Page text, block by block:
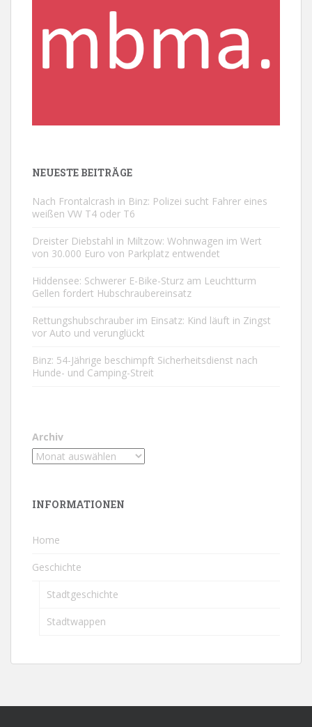
NEUESTE BEITRÄGE
Nach Frontalcrash in Binz: Polizei sucht Fahrer eines
weißen VW T4 oder T6
Dreister Diebstahl in Miltzow: Wohnwagen im Wert
von 30.000 Euro von Parkplatz entwendet
Hiddensee: Schwerer E-Bike-Sturz am Leuchtturm
Gellen fordert Hubschraubereinsatz
Rettungshubschrauber im Einsatz: Kind läuft in Zingst
vor Auto und verunglückt
Binz: 54-Jährige beschimpft Sicherheitsdienst nach
Hunde- und Camping-Streit
Archiv
INFORMATIONEN
Home
Geschichte
Stadtgeschichte
Stadtwappen